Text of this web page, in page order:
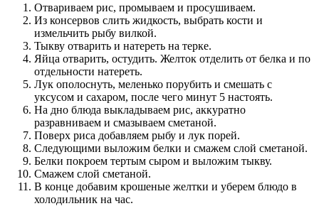
Отвариваем рис, промываем и просушиваем.
Из консервов слить жидкость, выбрать кости и
измельчить рыбу вилкой.
Тыкву отварить и натереть на терке.
Яйца отварить, остудить. Желток отделить от белка и по
отдельности натереть.
Лук ополоснуть, меленько порубить и смешать с
уксусом и сахаром, после чего минут 5 настоять.
На дно блюда выкладываем рис, аккуратно
разравниваем и смазываем сметаной.
Поверх риса добавляем рыбу и лук порей.
Следующими выложим белки и смажем слой сметаной.
Белки покроем тертым сыром и выложим тыкву.
Смажем слой сметаной.
В конце добавим крошеные желтки и уберем блюдо в
холодильник на час.